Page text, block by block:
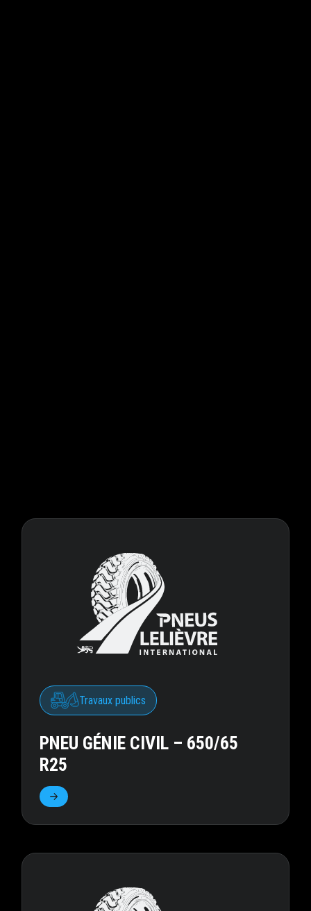
Travaux publics
PNEU GÉNIE CIVIL – 650/65
R25